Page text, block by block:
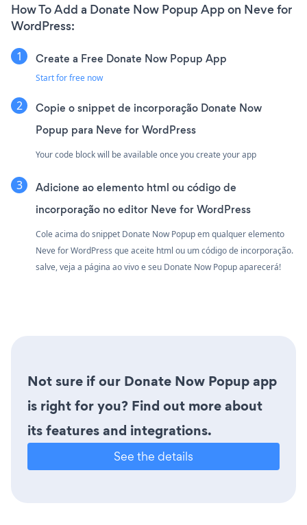
How To Add a Donate Now Popup App on Neve for
WordPress:
Create a Free Donate Now Popup App
Start for free now
Copie o snippet de incorporação Donate Now
Popup para Neve for WordPress
Your code block will be available once you create your app
Adicione ao elemento html ou código de
incorporação no editor Neve for WordPress
Cole acima do snippet Donate Now Popup em qualquer elemento
Neve for WordPress que aceite html ou um código de incorporação.
salve, veja a página ao vivo e seu Donate Now Popup aparecerá!
Not sure if our Donate Now Popup app
is right for you? Find out more about
its features and integrations.
See the details